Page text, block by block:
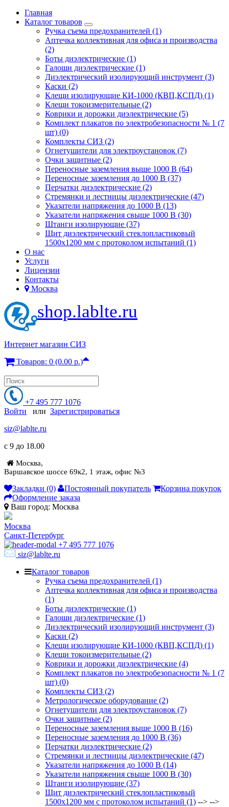
Главная
Каталог товаров
Ручка съема предохранителей (1)
Аптечка коллективная для офиса и производства
(2)
Боты диэлектрические (1)
Галоши диэлектрические (1)
Диэлектрический изолирующий инструмент (3)
Каски (2)
Клещи изолирующие КИ-1000 (КВП,КСПД) (1)
Клещи токоизмерительные (2)
Коврики и дорожки диэлектрические (5)
Комплект плакатов по электробезопасности № 1 (7
шт) (0)
Комплекты СИЗ (2)
Огнетушители для электроустановок (7)
Очки защитные (2)
Переносные заземления выше 1000 В (64)
Переносные заземления до 1000 В (37)
Перчатки диэлектрические (2)
Стремянки и лестницы диэлектрические (47)
Указатели напряжения до 1000 В (13)
Указатели напряжения свыше 1000 В (30)
Штанги изолирующие (37)
Щит диэлектрический стеклопластиковый
1500х1200 мм с протоколом испытаний (1)
О нас
Услуги
Лицензии
Контакты
Москва
shop.lablte.ru
Интернет магазин СИЗ
Товаров: 0 (0.00 р.)
+7 495 777 1076
Войти или Зарегистрироваться
siz@lablte.ru
c 9 до 18.00
Москва,
Варшавское шоссе 69к2, 1 этаж, офис №3
Закладки (0) Постоянный покупатель
Корзина покупок
Оформление заказа
Ваш город: Москва
Москва
Санкт-Петербург
+7 495 777 1076
siz@lablte.ru
Каталог товаров
Ручка съема предохранителей (1)
Аптечка коллективная для офиса и производства
(1)
Боты диэлектрические (1)
Галоши диэлектрические (1)
Диэлектрический изолирующий инструмент (3)
Каски (2)
Клещи изолирующие КИ-1000 (КВП,КСПД) (1)
Клещи токоизмерительные (2)
Коврики и дорожки диэлектрические (4)
Комплект плакатов по электробезопасности № 1 (7
шт) (0)
Комплекты СИЗ (2)
Метрологическое оборудование (2)
Огнетушители для электроустановок (7)
Очки защитные (2)
Переносные заземления выше 1000 В (16)
Переносные заземления до 1000 В (36)
Перчатки диэлектрические (2)
Стремянки и лестницы диэлектрические (47)
Указатели напряжения до 1000 В (14)
Указатели напряжения свыше 1000 В (30)
Штанги изолирующие (37)
Щит диэлектрический стеклопластиковый
1500х1200 мм с протоколом испытаний (1) --> -->